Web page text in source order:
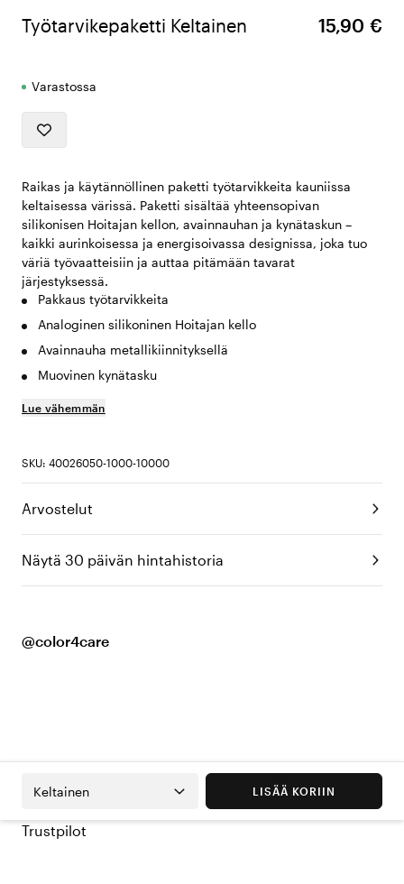
Työtarvikepaketti Keltainen 15,90 €
Varastossa
Raikas ja käytännöllinen paketti työtarvikkeita kauniissa
keltaisessa värissä. Paketti sisältää yhteensopivan
silikonisen Hoitajan kellon, avainnauhan ja kynätaskun –
kaikki aurinkoisessa ja energisoivassa designissa, joka tuo
väriä työvaatteisiin ja auttaa pitämään tavarat
järjestyksessä.
Pakkaus työtarvikkeita
Analoginen silikoninen Hoitajan kello
Avainnauha metallikiinnityksellä
Muovinen kynätasku
Lue vähemmän
SKU: 40026050-1000-10000
Arvostelut
Näytä 30 päivän hintahistoria
@color4care
Keltainen LISÄÄ KORIIN
Trustpilot